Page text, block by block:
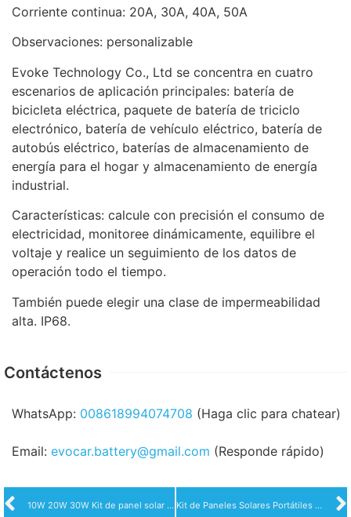
Corriente continua: 20A, 30A, 40A, 50A
Observaciones: personalizable
Evoke Technology Co., Ltd se concentra en cuatro
escenarios de aplicación principales: batería de
bicicleta eléctrica, paquete de batería de triciclo
electrónico, batería de vehículo eléctrico, batería de
autobús eléctrico, baterías de almacenamiento de
energía para el hogar y almacenamiento de energía
industrial.
Características: calcule con precisión el consumo de
electricidad, monitoree dinámicamente, equilibre el
voltaje y realice un seguimiento de los datos de
operación todo el tiempo.
También puede elegir una clase de impermeabilidad
alta. IP68.
Contáctenos
WhatsApp: 008618994074708 (Haga clic para chatear)
Email: evocar.battery@gmail.com (Responde rápido)
10W 20W 30W Kit de panel solar portátil Cargador solar plegable MPPT Panel solar de carga inteligente Kit de Paneles Solares Portátiles 200W18v 600W50v150W18V